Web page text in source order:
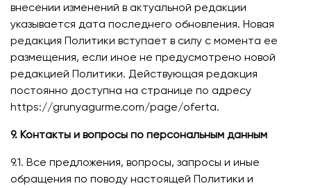
внесении изменений в актуальной редакции
указывается дата последнего обновления. Новая
редакция Политики вступает в силу с момента ее
размещения, если иное не предусмотрено новой
редакцией Политики. Действующая редакция
постоянно доступна на странице по адресу
https://grunyagurme.com/page/oferta.
9. Контакты и вопросы по персональным данным
9.1. Все предложения, вопросы, запросы и иные
обращения по поводу настоящей Политики и